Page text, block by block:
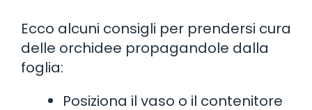
Ecco alcuni consigli per prendersi cura
delle orchidee propagandole dalla
foglia:
Posiziona il vaso o il contenitore